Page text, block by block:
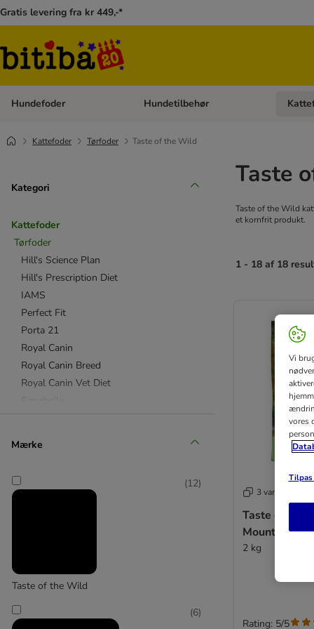
Gratis levering fra kr 449,-*
Hundefoder Åben kategori menu: Hundefoder
Hundetilbehør Åben
Kattefoder Tørfoder Taste of the Wild
Kategori
Kattefoder
Tørfoder
Hill's Science Plan
Hill's Prescription Diet
IAMS
Perfect Fit
Porta 21
Royal Canin
Royal Canin Breed
Royal Canin Vet Diet
Almo Nature
Brit Cat
Mærke
Taste of the Wild
(12)
(6)
Taste
Taste of the Wild
et kornfrit produkt.
1 - 18 af 18
3 varianter
Taste of the
Mountain
2 kg
Rating: 5/5
Vi
vores